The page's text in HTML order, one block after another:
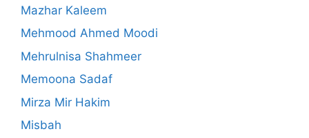
Mazhar Kaleem
Mehmood Ahmed Moodi
Mehrulnisa Shahmeer
Memoona Sadaf
Mirza Mir Hakim
Misbah